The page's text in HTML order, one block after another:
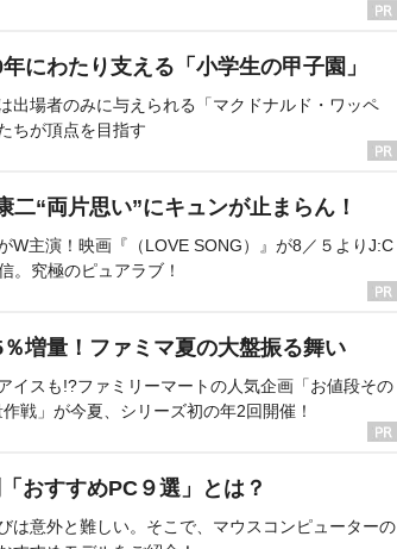
にわたり支える「小学生の甲子園」
出場者のみに与えられる「マクドナルド・ワッペ
ちが頂点を目指す
二“両片思い”にキュンが止まらん！
W主演！映画『（LOVE SONG）』が8／５よりJ:C
。究極のピュアラブ！
増量！ファミマ夏の大盤振る舞い
イスも!?ファミリーマートの人気企画「お値段その
戦」が今夏、シリーズ初の年2回開催！
おすすめPC９選」とは？
は意外と難しい。そこで、マウスコンピューターの